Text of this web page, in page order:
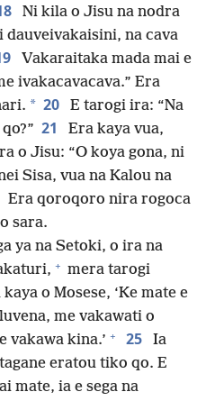
Ni kila o Jisu na nodra
dauveivakaisini, na cava
Vakaraitaka mada mai e
ivakacavacava.” Era
* 20
E tarogi ira: “Na
21
Era kaya vua,
o Jisu: “O koya gona, ni
Sisa, vua na Kalou na
Era qoroqoro nira rogoca
sara.
ya na Setoki, o ira na
+ mera tarogi
o Mosese, ‘Ke mate e
me vakawati o
vakawa kina.’ + 25
Ia
eratou tiko qo. E
mate, ia e sega na